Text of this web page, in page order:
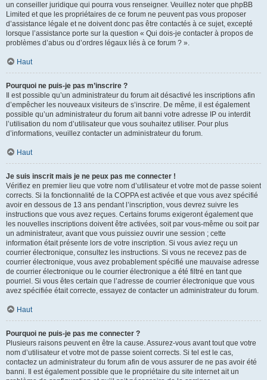
un conseiller juridique qui pourra vous renseigner. Veuillez noter que phpBB
Limited et que les propriétaires de ce forum ne peuvent pas vous proposer
d’assistance légale et ne doivent donc pas être contactés à ce sujet, excepté
lorsque l’assistance porte sur la question « Qui dois-je contacter à propos de
problèmes d’abus ou d’ordres légaux liés à ce forum ? ».
Haut
Pourquoi ne puis-je pas m’inscrire ?
Il est possible qu’un administrateur du forum ait désactivé les inscriptions afin
d’empêcher les nouveaux visiteurs de s’inscrire. De même, il est également
possible qu’un administrateur du forum ait banni votre adresse IP ou interdit
l’utilisation du nom d’utilisateur que vous souhaitez utiliser. Pour plus
d’informations, veuillez contacter un administrateur du forum.
Haut
Je suis inscrit mais je ne peux pas me connecter !
Vérifiez en premier lieu que votre nom d’utilisateur et votre mot de passe soient
corrects. Si la fonctionnalité de la COPPA est activée et que vous avez spécifié
avoir en dessous de 13 ans pendant l’inscription, vous devrez suivre les
instructions que vous avez reçues. Certains forums exigeront également que
les nouvelles inscriptions doivent être activées, soit par vous-même ou soit par
un administrateur, avant que vous puissiez ouvrir une session ; cette
information était présente lors de votre inscription. Si vous aviez reçu un
courrier électronique, consultez les instructions. Si vous ne recevez pas de
courrier électronique, vous avez probablement spécifié une mauvaise adresse
de courrier électronique ou le courrier électronique a été filtré en tant que
pourriel. Si vous êtes certain que l’adresse de courrier électronique que vous
avez spécifiée était correcte, essayez de contacter un administrateur du forum.
Haut
Pourquoi ne puis-je pas me connecter ?
Plusieurs raisons peuvent en être la cause. Assurez-vous avant tout que votre
nom d’utilisateur et votre mot de passe soient corrects. Si tel est le cas,
contactez un administrateur du forum afin de vous assurer de ne pas avoir été
banni. Il est également possible que le propriétaire du site internet ait un